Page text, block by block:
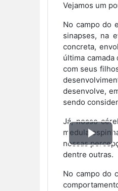
Vejamos um
No campo do
sinapses, na
concreta,
última
com seus
desenvolve,
sendo
Já, nosso
medula
nossas
dentre outras.
No campo do